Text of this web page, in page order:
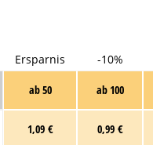
Ersparnis -10%
ab 50 ab 100
1,09 € 0,99 €